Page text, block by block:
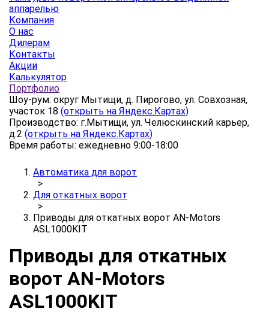
аппарелью
Компания
О нас
Дилерам
Контакты
Акции
Калькулятор
Портфолио
Шоу-рум: округ Мытищи, д. Пирогово, ул. Совхозная,
участок 18 (открыть на Яндекс.Картах)
Производство: г.Мытищи, ул. Челюскинский карьер,
д.2 (открыть на Яндекс.Картах)
Время работы: ежедневно 9:00-18:00
Автоматика для ворот
>
Для откатных ворот
>
Приводы для откатных ворот AN-Motors
ASL1000KIT
Приводы для откатных
ворот AN-Motors
ASL1000KIT